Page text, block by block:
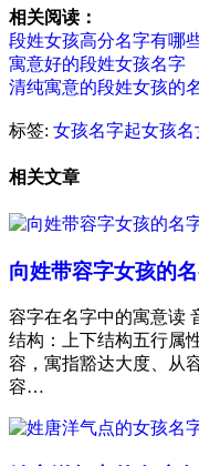
相关阅读：
段姓女孩高分名字有哪
寓意好的段姓女孩名字
清纯寓意的段姓女孩的
标签: 女孩名字起女孩名
相关文章
向姓带容字女孩的
容字在名字中的寓意读
结构：上下结构五行属
容，寓指豁达大度、从
容…